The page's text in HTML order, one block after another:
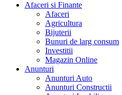
Afaceri si Finante
Afaceri
Agricultura
Bijuterii
Bunuri de larg consum
Investitii
Magazin Online
Anunturi
Anunturi Auto
Anunturi Constructii